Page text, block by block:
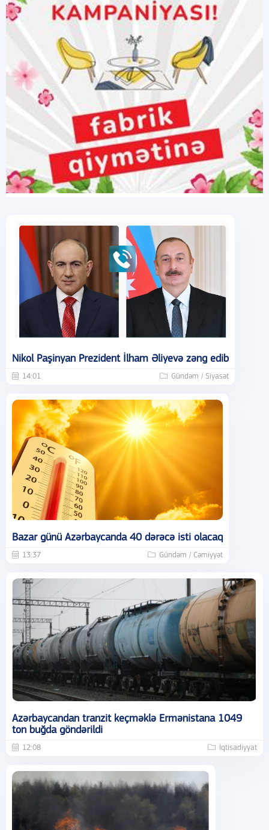
Nikol Paşinyan Prezident İlham Əliyevə zəng edib
14:01 Gündəm / Siyasət
Bazar günü Azərbaycanda 40 dərəcə isti olacaq
13:37 Gündəm / Cəmiyyət
Azərbaycandan tranzit keçməklə Ermənistana 1049
ton buğda göndərildi
12:08 İqtisadiyyat